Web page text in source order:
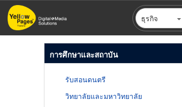
ข้าม
ไป
ธุรกิจ
การศึกษาและสถาบัน
รับสอนดนตรี
วิทยาลัยและมหาวิทยาลัย